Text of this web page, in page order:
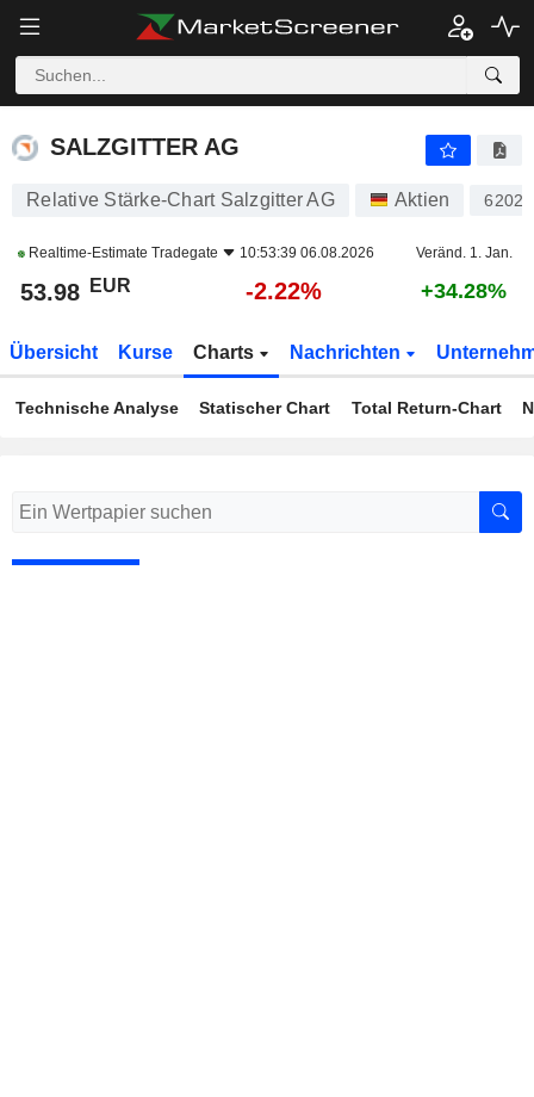
SALZGITTER AG
SALZGITTER AG
Relative Stärke-Chart Salzgitter AG Aktien
Realtime-Estimate Tradegate 10:53:39 06.08.2026 Veränd. 1. Jan.
53.98 EUR -2.22% +34.28%
Übersicht Kurse Charts Nachrichten
Technische Analyse Statischer Chart Total Return-Chart